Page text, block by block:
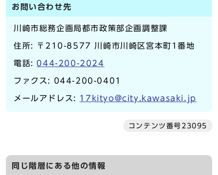
お問い合わせ先
川崎市総務企画局都市政策部企画調整課
住所: 〒210-8577 川崎市川崎区宮本町1番地
電話: 044-200-2024
ファクス: 044-200-0401
メールアドレス: 17kityo@city.kawasaki.jp
コンテンツ番号23095
同じ階層にある他の情報